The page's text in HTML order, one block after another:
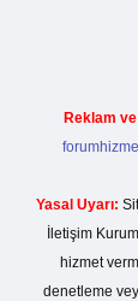
Reklam
Yasal Uyarı:
İletişim
hizmet
denetleme